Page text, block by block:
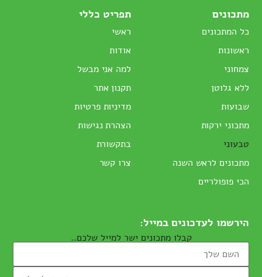
מתכונים
כל המתכונים
ראשונות
צמחוני
ללא גלוטן
שבועות
מתכוני ירקות
טבעוני
מתכונים לראש השנה
הכי פופולריים
תפריט כללי
ראשי
אודות
למה אני מבשל
תקנון אתר
מדיניות פרטיות
הצהרת נגישות
בתקשורת
צרו קשר
הירשמו לעדכונים במייל:
קבלו מתכונים ישר למייל שלכם..